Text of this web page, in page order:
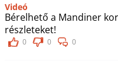
Videó
Bérelhető a Mandiner
részleteket!
0 0 0